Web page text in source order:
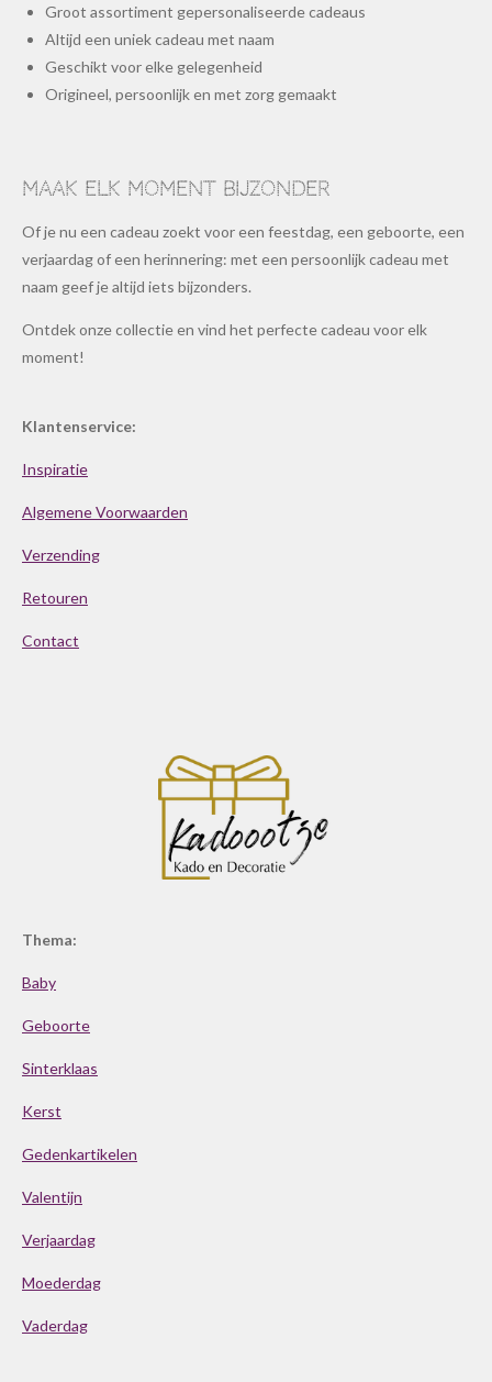
Groot assortiment gepersonaliseerde cadeaus
Altijd een uniek cadeau met naam
Geschikt voor elke gelegenheid
Origineel, persoonlijk en met zorg gemaakt
Maak elk moment bijzonder
Of je nu een cadeau zoekt voor een feestdag, een geboorte, een
verjaardag of een herinnering: met een persoonlijk cadeau met
naam geef je altijd iets bijzonders.
Ontdek onze collectie en vind het perfecte cadeau voor elk
moment!
Klantenservice:
Inspiratie
Algemene Voorwaarden
Verzending
Retouren
Contact
Thema:
Baby
Geboorte
Sinterklaas
Kerst
Gedenkartikelen
Valentijn
Verjaardag
Moederdag
Vaderdag